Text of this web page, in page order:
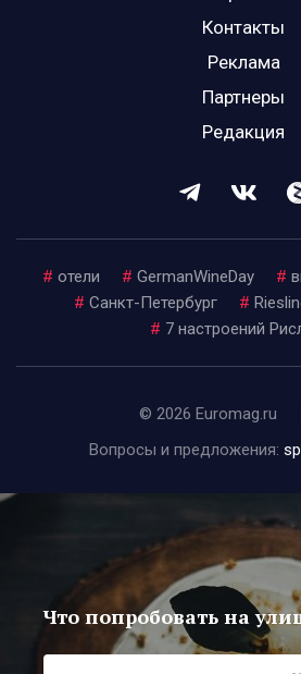
Контакты
Реклама
Партнеры
Редакция
# отели # GermanWineDay #
# Санкт-Петербург #
# 7 настроений
© 2026 Euromag.ru
Вопросы и предложения:
Что попробовать на